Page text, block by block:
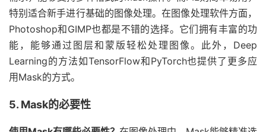
特别适合新手进行基础的图像处理。在图像处理软件方面，
Photoshop和GIMP也都是不错的选择。它们拥有丰富的功
能，能够通过图层和蒙版轻松处理图像。此外，Deep
Learning的方法如TensorFlow和PyTorch也提供了更多应
用Mask的方式。
5. Mask的必要性